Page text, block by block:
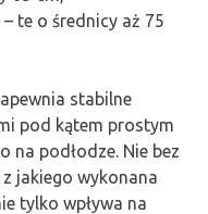
te o średnicy aż 75
stabilne
pod kątem prostym
na podłodze. Nie bez
jakiego wykonana
tylko wpływa na